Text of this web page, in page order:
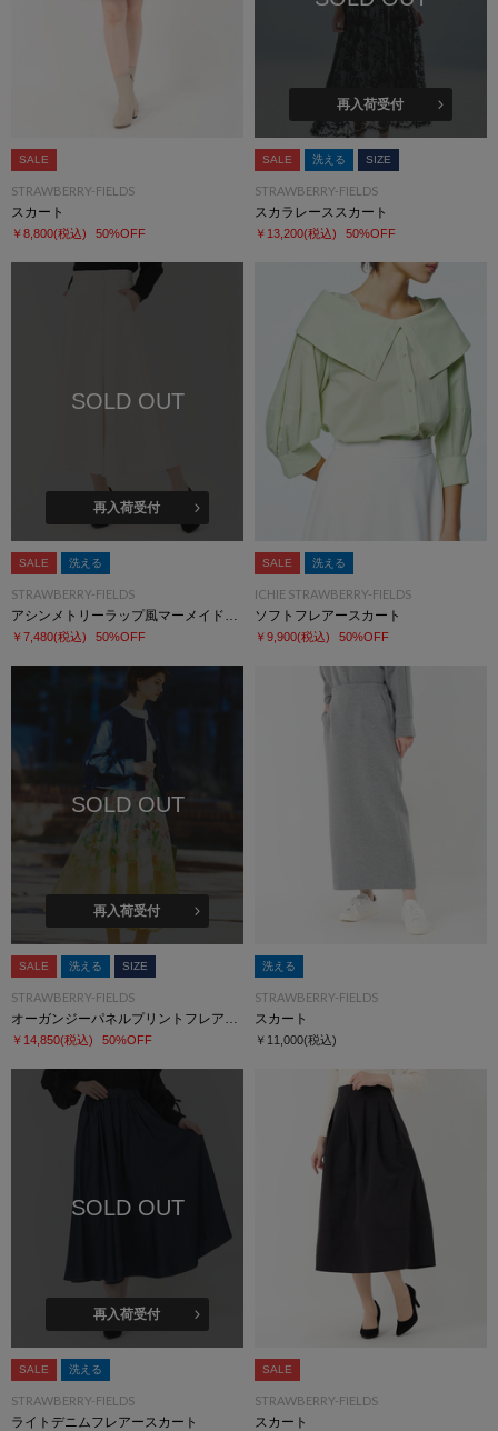
SALE
STRAWBERRY-FIELDS
スカート
￥8,800(税込) 50%OFF
再入荷受付
SALE 洗える SIZE
STRAWBERRY-FIELDS
スカラレーススカート
￥13,200(税込) 50%OFF
SOLD OUT
再入荷受付
SALE 洗える
STRAWBERRY-FIELDS
￥7,480(税込) 50%OFF
SALE 洗える
ICHIE STRAWBERRY-FIELDS
ソフトフレアースカート
￥9,900(税込) 50%OFF
SOLD OUT
再入荷受付
SALE 洗える SIZE
STRAWBERRY-FIELDS
￥14,850(税込) 50%OFF
洗える
STRAWBERRY-FIELDS
スカート
￥11,000(税込)
SOLD OUT
再入荷受付
SALE 洗える
STRAWBERRY-FIELDS
ライトデニムフレアースカート
SALE
STRAWBERRY-FIELDS
スカート